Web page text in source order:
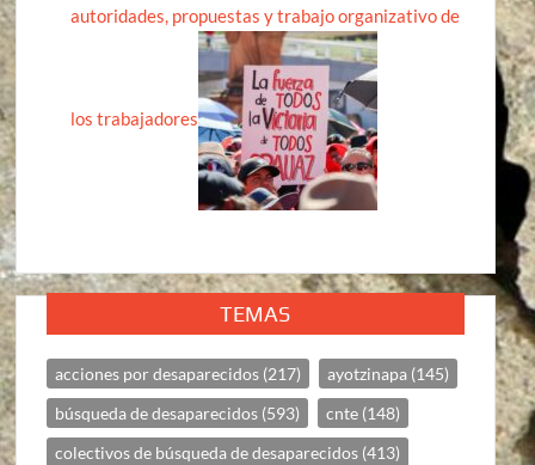
autoridades, propuestas y trabajo organizativo de
los trabajadores
TEMAS
acciones por desaparecidos (217) ayotzinapa (145)
búsqueda de desaparecidos (593) cnte (148)
colectivos de búsqueda de desaparecidos (413)